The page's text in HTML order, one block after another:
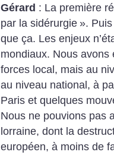
Gérard : La première
par la sidérurgie ».
que ça. Les enjeux
mondiaux. Nous
forces local, mais au
au niveau national, à
Paris et quelques
Nous ne pouvions pas
lorraine, dont la
européen, à moins de